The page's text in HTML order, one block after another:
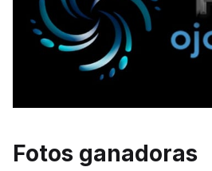
Fotos ganadoras